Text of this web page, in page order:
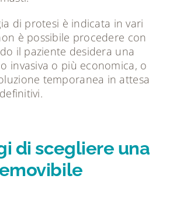
di protesi è indicata in vari
è possibile procedere con
il paziente desidera una
invasiva o più economica, o
temporanea in attesa
di scegliere una